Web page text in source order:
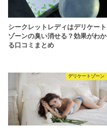
シークレットレディはデリケート
ゾーンの臭い消せる？効果がわか
る口コミまとめ
デリケートゾーン